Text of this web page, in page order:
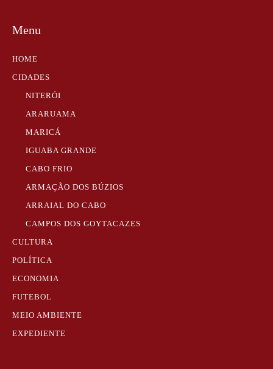
Menu
HOME
CIDADES
NITERÓI
ARARUAMA
MARICÁ
IGUABA GRANDE
CABO FRIO
ARMAÇÃO DOS BÚZIOS
ARRAIAL DO CABO
CAMPOS DOS GOYTACAZES
CULTURA
POLÍTICA
ECONOMIA
FUTEBOL
MEIO AMBIENTE
EXPEDIENTE